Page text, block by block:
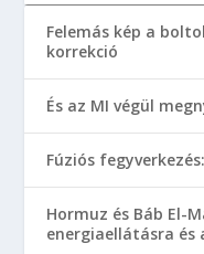
Felemás kép a
korrekció
És az MI végül
Fúziós
Hormuz és Báb El-
energiaellátásra és